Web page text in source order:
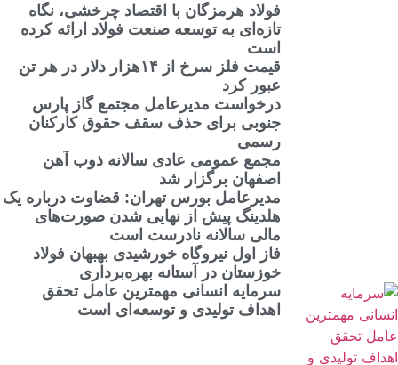
فولاد هرمزگان با اقتصاد چرخشی، نگاه
تازه‌ای به توسعه صنعت فولاد ارائه کرده
است
قیمت فلز سرخ از ۱۴هزار دلار در هر تن
عبور کرد
درخواست مدیرعامل مجتمع گاز پارس
جنوبی برای حذف سقف حقوق کارکنان
رسمی
مجمع عمومی عادی سالانه ذوب آهن
اصفهان برگزار شد
مدیرعامل بورس تهران: قضاوت درباره یک
هلدینگ پیش از نهایی شدن صورت‌های
مالی سالانه نادرست است
فاز اول نیروگاه خورشیدی بهبهان فولاد
خوزستان در آستانه بهره‌برداری
سرمایه انسانی مهمترین عامل تحقق
اهداف تولیدی و توسعه‌ای است